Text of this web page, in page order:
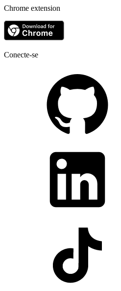
Chrome extension
Conecte-se